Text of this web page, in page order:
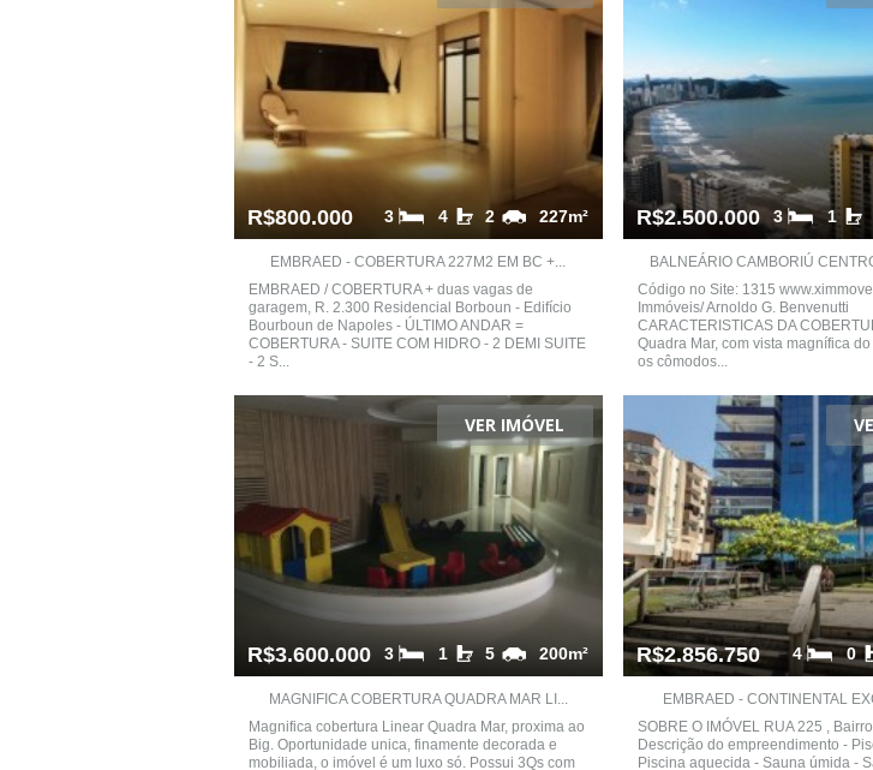
R$800.000 227m²
2
4
3
EMBRAED - COBERTURA 227M2 EM BC +...
EMBRAED / COBERTURA + duas vagas de
garagem, R. 2.300 Residencial Borboun - Edifício
Bourboun de Napoles - ÚLTIMO ANDAR =
COBERTURA - SUITE COM HIDRO - 2 DEMI SUITE
- 2 S...
R$2.500.000 1
3
BALNEÁRIO CAMBORIÚ
Código no Site: 1315
Immóveis/ Arnoldo G. Benvenutti
CARACTERISTICAS DA
Quadra Mar, com vista magnífica
os cômodos...
VER IMÓVEL
R$3.600.000 200m²
5
1
3
MAGNIFICA COBERTURA QUADRA MAR LI...
Magnifica cobertura Linear Quadra Mar, proxima ao
Big. Oportunidade unica, finamente decorada e
mobiliada, o imóvel é um luxo só. Possui 3Qs com
R$2.856.750 0
4
EMBRAED - CONTINENTAL
SOBRE O IMÓVEL RUA 225 ,
Descrição do empreendimento -
Piscina aquecida - Sauna úmida -